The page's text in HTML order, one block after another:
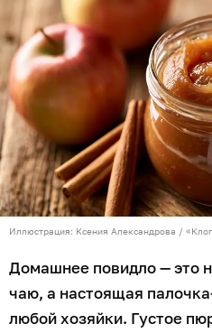
Иллюстрация: Ксения Александрова /
Домашнее повидло — это
чаю, а настоящая
любой хозяйки. Густое